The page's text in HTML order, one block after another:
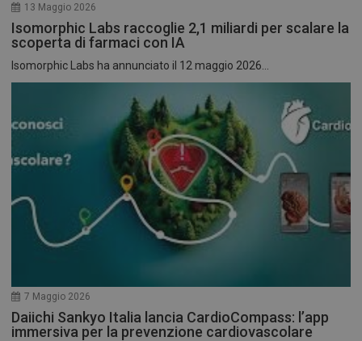
13 Maggio 2026
Isomorphic Labs raccoglie 2,1 miliardi per scalare la
scoperta di farmaci con IA
Isomorphic Labs ha annunciato il 12 maggio 2026...
7 Maggio 2026
Daiichi Sankyo Italia lancia CardioCompass: l’app
immersiva per la prevenzione cardiovascolare